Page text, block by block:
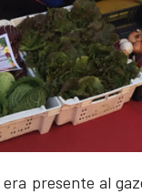
era presente al